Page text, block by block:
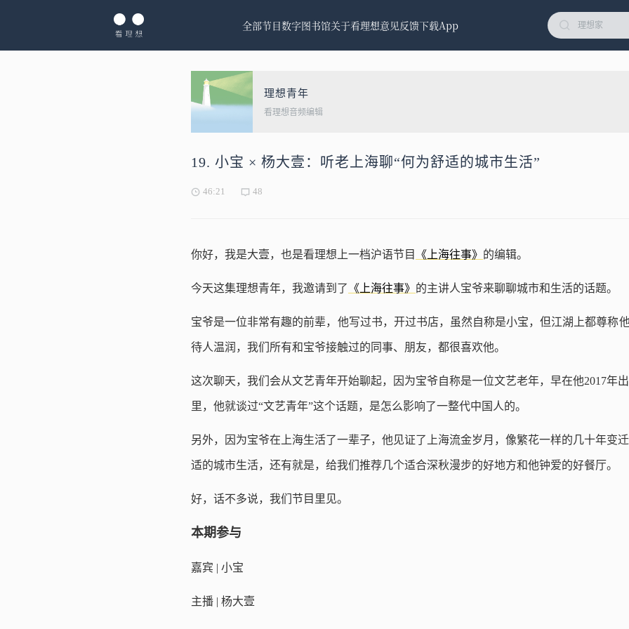
全部节目数字图书馆关于看理想意见反馈下载App
理想青年
看理想音频编辑
19. 小宝 × 杨大壹：听老上海聊“何为舒适的城市生活”
46:21 48
你好，我是大壹，也是看理想上一档沪语节目 《上海往事》 的编辑。
今天这集理想青年，我邀请到了 《上海往事》 的主讲人宝爷来聊聊城市和生活的话题。
宝爷是一位非常有趣的前辈，他写过书，开过书店，虽然自称是小宝，但江湖上都尊称
待人温润，我们所有和宝爷接触过的同事、朋友，都很喜欢他。
这次聊天，我们会从文艺青年开始聊起，因为宝爷自称是一位文艺老年，早在他2017年
里，他就谈过“文艺青年”这个话题，是怎么影响了一整代中国人的。
另外，因为宝爷在上海生活了一辈子，他见证了上海流金岁月，像繁花一样的几十年变
适的城市生活，还有就是，给我们推荐几个适合深秋漫步的好地方和他钟爱的好餐厅。
好，话不多说，我们节目里见。
本期参与
嘉宾 | 小宝
主播 | 杨大壹